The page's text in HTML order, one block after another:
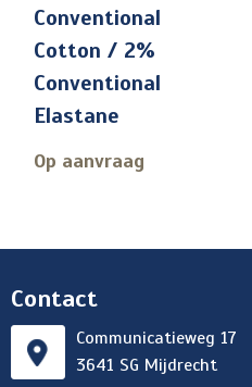
Conventional
Cotton / 2%
Conventional
Elastane
Op aanvraag
Contact
Communicatieweg 17
3641 SG Mijdrecht